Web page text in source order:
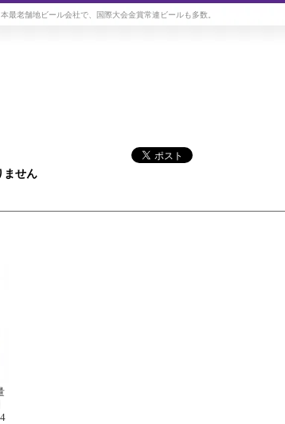
最老舗地ビール会社で、国際大会金賞常連ビールも多数。
ません